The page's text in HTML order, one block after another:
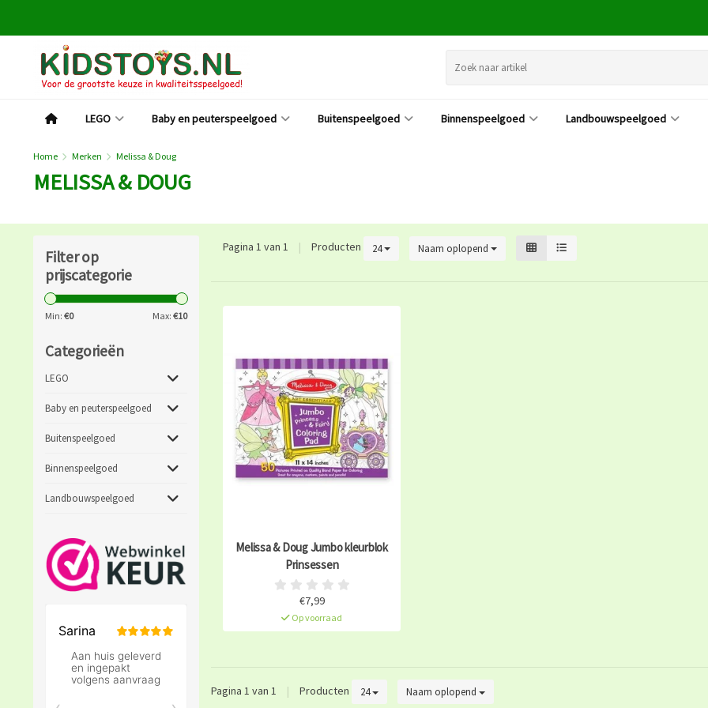
LEGO Baby en peuterspeelgoed Buitenspeelgoed Binnenspeelgoed Landbouwspeelgoed
Home Merken Melissa & Doug
MELISSA & DOUG
Filter op
prijscategorie
Min: €0 Max: €10
Categorieën
LEGO
Baby en peuterspeelgoed
Buitenspeelgoed
Binnenspeelgoed
Landbouwspeelgoed
Pagina 1 van 1 | Producten 24 Naam oplopend
Melissa & Doug Jumbo kleurblok
Prinsessen
€7,99
Op voorraad
Pagina 1 van 1 | Producten 24 Naam oplopend